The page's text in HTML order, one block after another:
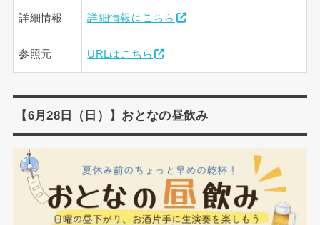
詳細情報 詳細情報はこちら
参照元 URLはこちら
【6月28日（日）】おとなの昼飲み